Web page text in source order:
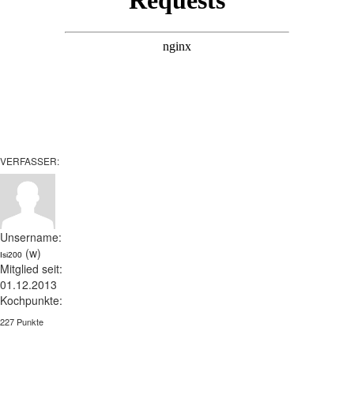
VERFASSER:
Unsername:
Isi200 (w)
Mitglied seit:
01.12.2013
Kochpunkte:
227 Punkte